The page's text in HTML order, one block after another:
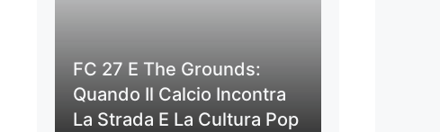
FC 27 E The Grounds:
Quando Il Calcio Incontra
La Strada E La Cultura Pop